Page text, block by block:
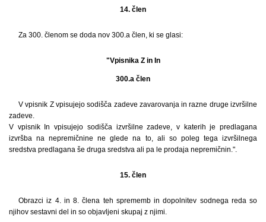
14. člen
Za 300. členom se doda nov 300.a člen, ki se glasi:
"Vpisnika Z in In
300.a člen
V vpisnik Z vpisujejo sodišča zadeve zavarovanja in razne druge izvršilne
zadeve.
V vpisnik In vpisujejo sodišča izvršilne zadeve, v katerih je predlagana
izvršba na nepremičnine ne glede na to, ali so poleg tega izvršilnega
sredstva predlagana še druga sredstva ali pa le prodaja nepremičnin.".
15. člen
Obrazci iz 4. in 8. člena teh sprememb in dopolnitev sodnega reda so
njihov sestavni del in so objavljeni skupaj z njimi.